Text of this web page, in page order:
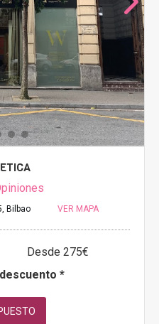
Bilbao VER MAPA
Desde 275€
*